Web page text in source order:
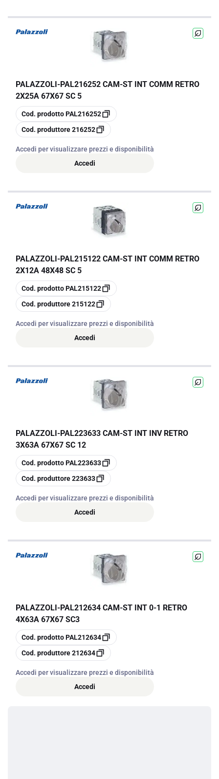
PALAZZOLI-PAL216252 CAM-ST INT COMM RETRO
2X25A 67X67 SC 5
copia
Cod. prodottoPAL216252
copia
Cod. produttore216252
Accedi per visualizzare prezzi e disponibilità
Accedi
PALAZZOLI-PAL215122 CAM-ST INT COMM RETRO
2X12A 48X48 SC 5
copia
Cod. prodottoPAL215122
copia
Cod. produttore215122
Accedi per visualizzare prezzi e disponibilità
Accedi
PALAZZOLI-PAL223633 CAM-ST INT INV RETRO
3X63A 67X67 SC 12
copia
Cod. prodottoPAL223633
copia
Cod. produttore223633
Accedi per visualizzare prezzi e disponibilità
Accedi
PALAZZOLI-PAL212634 CAM-ST INT 0-1 RETRO
4X63A 67X67 SC3
copia
Cod. prodottoPAL212634
copia
Cod. produttore212634
Accedi per visualizzare prezzi e disponibilità
Accedi